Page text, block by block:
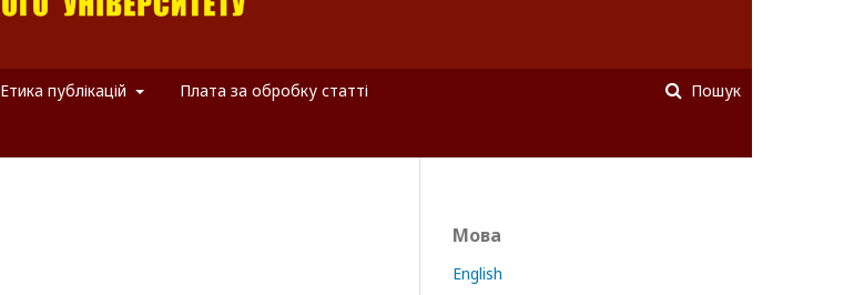
Етика публікацій Плата за обробку статті Пошук
Мова
English